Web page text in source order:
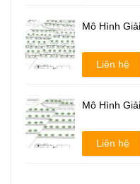
Mô Hình
Liên hệ
Mô Hình
Liên hệ